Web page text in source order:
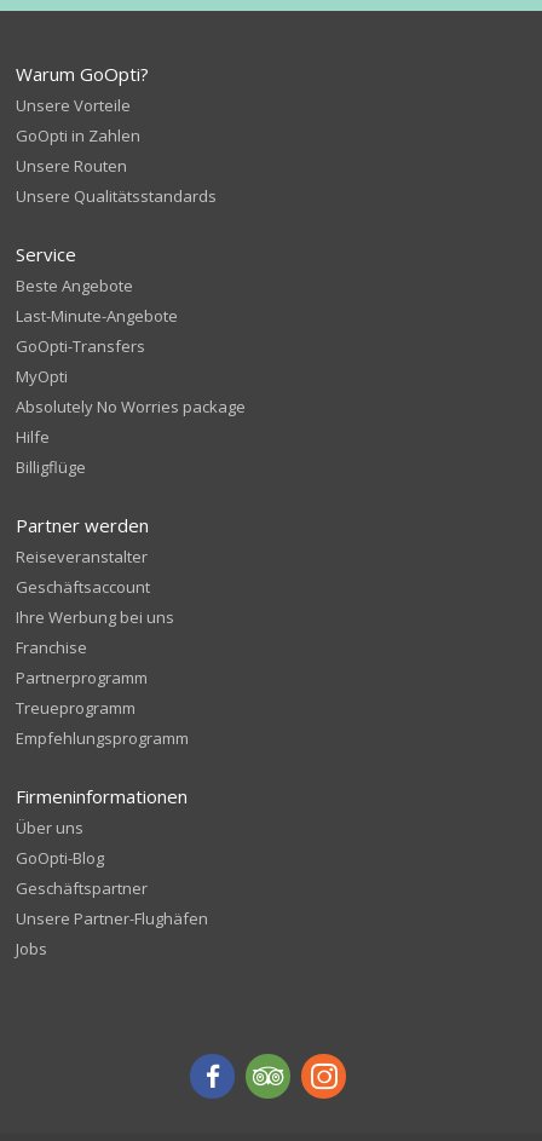
Warum GoOpti?
Unsere Vorteile
GoOpti in Zahlen
Unsere Routen
Unsere Qualitätsstandards
Service
Beste Angebote
Last-Minute-Angebote
GoOpti-Transfers
MyOpti
Absolutely No Worries package
Hilfe
Billigflüge
Partner werden
Reiseveranstalter
Geschäftsaccount
Ihre Werbung bei uns
Franchise
Partnerprogramm
Treueprogramm
Empfehlungsprogramm
Firmeninformationen
Über uns
GoOpti-Blog
Geschäftspartner
Unsere Partner-Flughäfen
Jobs